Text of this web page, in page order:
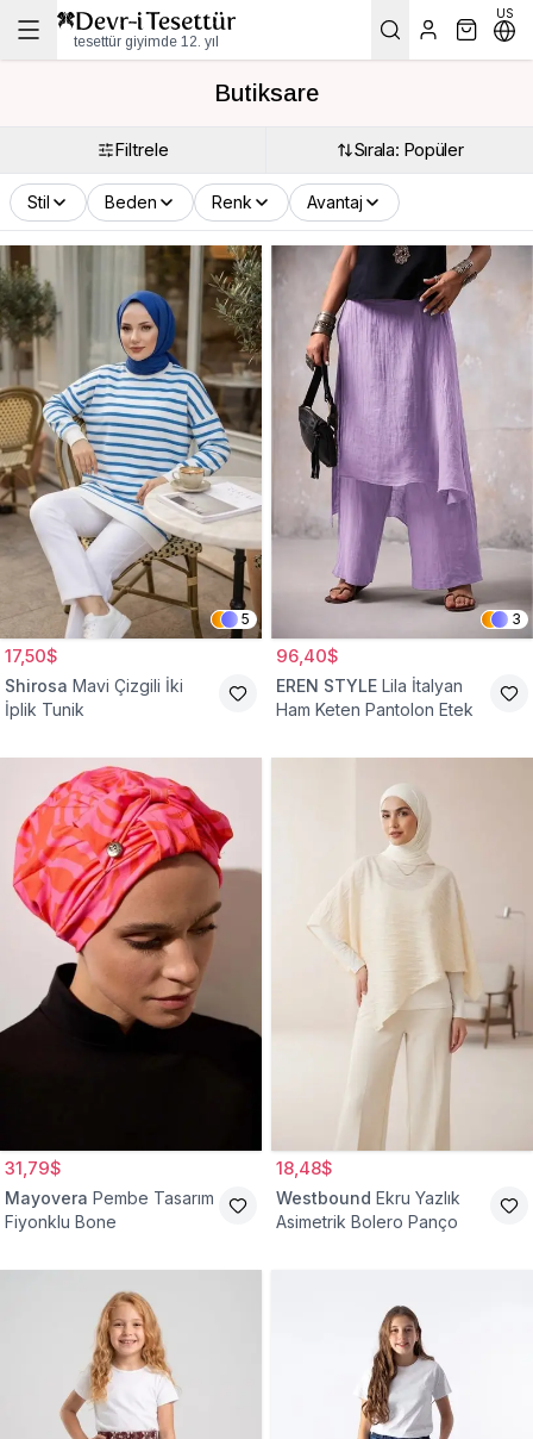
tesettür giyimde 12. yıl
US
Butiksare
Filtrele Sırala: Popüler
Stil Beden Renk Avantaj
5
17,50$
Shirosa Mavi Çizgili İki
İplik Tunik
3
96,40$
EREN STYLE Lila İtalyan
Ham Keten Pantolon Etek
31,79$
Mayovera Pembe Tasarım
Fiyonklu Bone
18,48$
Westbound Ekru Yazlık
Asimetrik Bolero Panço